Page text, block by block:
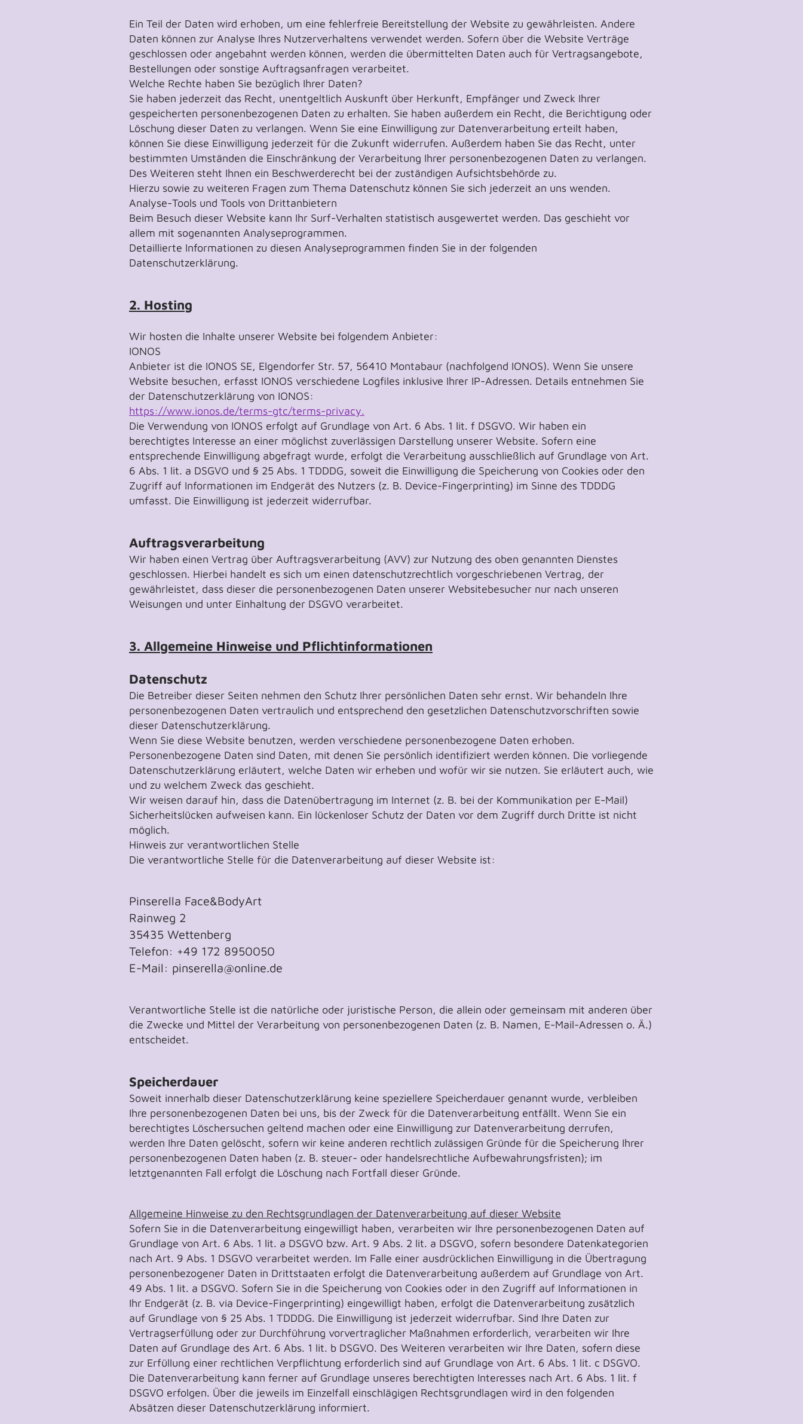
Ein Teil der Daten wird erhoben, um eine fehlerfreie Bereitstellung der Website zu gewährleisten. Andere
Daten können zur Analyse Ihres Nutzerverhaltens verwendet werden. Sofern über die Website Verträge
geschlossen oder angebahnt werden können, werden die übermittelten Daten auch für Vertragsangebote,
Bestellungen oder sonstige Auftragsanfragen verarbeitet.
Welche Rechte haben Sie bezüglich Ihrer Daten?
Sie haben jederzeit das Recht, unentgeltlich Auskunft über Herkunft, Empfänger und Zweck Ihrer
gespeicherten personenbezogenen Daten zu erhalten. Sie haben außerdem ein Recht, die Berichtigung oder
Löschung dieser Daten zu verlangen. Wenn Sie eine Einwilligung zur Datenverarbeitung erteilt haben,
können Sie diese Einwilligung jederzeit für die Zukunft widerrufen. Außerdem haben Sie das Recht, unter
bestimmten Umständen die Einschränkung der Verarbeitung Ihrer personenbezogenen Daten zu verlangen.
Des Weiteren steht Ihnen ein Beschwerderecht bei der zuständigen Aufsichtsbehörde zu.
Hierzu sowie zu weiteren Fragen zum Thema Datenschutz können Sie sich jederzeit an uns wenden.
Analyse-Tools und Tools von Drittanbietern
Beim Besuch dieser Website kann Ihr Surf-Verhalten statistisch ausgewertet werden. Das geschieht vor
allem mit sogenannten Analyseprogrammen.
Detaillierte Informationen zu diesen Analyseprogrammen finden Sie in der folgenden
Datenschutzerklärung.
2. Hosting
Wir hosten die Inhalte unserer Website bei folgendem Anbieter:
IONOS
Anbieter ist die IONOS SE, Elgendorfer Str. 57, 56410 Montabaur (nachfolgend IONOS). Wenn Sie unsere
Website besuchen, erfasst IONOS verschiedene Logfiles inklusive Ihrer IP-Adressen. Details entnehmen Sie
der Datenschutzerklärung von IONOS:
https://www.ionos.de/terms-gtc/terms-privacy.
Die Verwendung von IONOS erfolgt auf Grundlage von Art. 6 Abs. 1 lit. f DSGVO. Wir haben ein
berechtigtes Interesse an einer möglichst zuverlässigen Darstellung unserer Website. Sofern eine
entsprechende Einwilligung abgefragt wurde, erfolgt die Verarbeitung ausschließlich auf Grundlage von Art.
6 Abs. 1 lit. a DSGVO und § 25 Abs. 1 TDDDG, soweit die Einwilligung die Speicherung von Cookies oder den
Zugriff auf Informationen im Endgerät des Nutzers (z. B. Device-Fingerprinting) im Sinne des TDDDG
umfasst. Die Einwilligung ist jederzeit widerrufbar.
Auftragsverarbeitung
Wir haben einen Vertrag über Auftragsverarbeitung (AVV) zur Nutzung des oben genannten Dienstes
geschlossen. Hierbei handelt es sich um einen datenschutzrechtlich vorgeschriebenen Vertrag, der
gewährleistet, dass dieser die personenbezogenen Daten unserer Websitebesucher nur nach unseren
Weisungen und unter Einhaltung der DSGVO verarbeitet.
3. Allgemeine Hinweise und Pflichtinformationen
Datenschutz
Die Betreiber dieser Seiten nehmen den Schutz Ihrer persönlichen Daten sehr ernst. Wir behandeln Ihre
personenbezogenen Daten vertraulich und entsprechend den gesetzlichen Datenschutzvorschriften sowie
dieser Datenschutzerklärung.
Wenn Sie diese Website benutzen, werden verschiedene personenbezogene Daten erhoben.
Personenbezogene Daten sind Daten, mit denen Sie persönlich identifiziert werden können. Die vorliegende
Datenschutzerklärung erläutert, welche Daten wir erheben und wofür wir sie nutzen. Sie erläutert auch, wie
und zu welchem Zweck das geschieht.
Wir weisen darauf hin, dass die Datenübertragung im Internet (z. B. bei der Kommunikation per E-Mail)
Sicherheitslücken aufweisen kann. Ein lückenloser Schutz der Daten vor dem Zugriff durch Dritte ist nicht
möglich.
Hinweis zur verantwortlichen Stelle
Die verantwortliche Stelle für die Datenverarbeitung auf dieser Website ist:
Pinserella Face&BodyArt
Rainweg 2
35435 Wettenberg
Telefon: +49 172 8950050
E-Mail: pinserella@online.de
Verantwortliche Stelle ist die natürliche oder juristische Person, die allein oder gemeinsam mit anderen über
die Zwecke und Mittel der Verarbeitung von personenbezogenen Daten (z. B. Namen, E-Mail-Adressen o. Ä.)
entscheidet.
Speicherdauer
Soweit innerhalb dieser Datenschutzerklärung keine speziellere Speicherdauer genannt wurde, verbleiben
Ihre personenbezogenen Daten bei uns, bis der Zweck für die Datenverarbeitung entfällt. Wenn Sie ein
berechtigtes Löschersuchen geltend machen oder eine Einwilligung zur Datenverarbeitung derrufen,
werden Ihre Daten gelöscht, sofern wir keine anderen rechtlich zulässigen Gründe für die Speicherung Ihrer
personenbezogenen Daten haben (z. B. steuer- oder handelsrechtliche Aufbewahrungsfristen); im
letztgenannten Fall erfolgt die Löschung nach Fortfall dieser Gründe.
Allgemeine Hinweise zu den Rechtsgrundlagen der Datenverarbeitung auf dieser Website
Sofern Sie in die Datenverarbeitung eingewilligt haben, verarbeiten wir Ihre personenbezogenen Daten auf
Grundlage von Art. 6 Abs. 1 lit. a DSGVO bzw. Art. 9 Abs. 2 lit. a DSGVO, sofern besondere Datenkategorien
nach Art. 9 Abs. 1 DSGVO verarbeitet werden. Im Falle einer ausdrücklichen Einwilligung in die Übertragung
personenbezogener Daten in Drittstaaten erfolgt die Datenverarbeitung außerdem auf Grundlage von Art.
49 Abs. 1 lit. a DSGVO. Sofern Sie in die Speicherung von Cookies oder in den Zugriff auf Informationen in
Ihr Endgerät (z. B. via Device-Fingerprinting) eingewilligt haben, erfolgt die Datenverarbeitung zusätzlich
auf Grundlage von § 25 Abs. 1 TDDDG. Die Einwilligung ist jederzeit widerrufbar. Sind Ihre Daten zur
Vertragserfüllung oder zur Durchführung vorvertraglicher Maßnahmen erforderlich, verarbeiten wir Ihre
Daten auf Grundlage des Art. 6 Abs. 1 lit. b DSGVO. Des Weiteren verarbeiten wir Ihre Daten, sofern diese
zur Erfüllung einer rechtlichen Verpflichtung erforderlich sind auf Grundlage von Art. 6 Abs. 1 lit. c DSGVO.
Die Datenverarbeitung kann ferner auf Grundlage unseres berechtigten Interesses nach Art. 6 Abs. 1 lit. f
DSGVO erfolgen. Über die jeweils im Einzelfall einschlägigen Rechtsgrundlagen wird in den folgenden
Absätzen dieser Datenschutzerklärung informiert.